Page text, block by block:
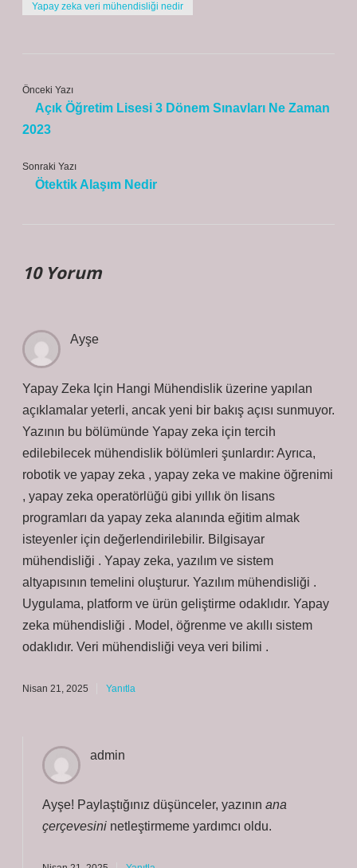
Yapay zeka veri mühendisliği nedir
Önceki Yazı
Açık Öğretim Lisesi 3 Dönem Sınavları Ne Zaman
2023
Sonraki Yazı
Ötektik Alaşım Nedir
10 Yorum
Ayşe
Yapay Zeka Için Hangi Mühendislik üzerine yapılan
açıklamalar yeterli, ancak yeni bir bakış açısı sunmuyor.
Yazının bu bölümünde Yapay zeka için tercih
edilebilecek mühendislik bölümleri şunlardır: Ayrıca,
robotik ve yapay zeka , yapay zeka ve makine öğrenimi
, yapay zeka operatörlüğü gibi yıllık ön lisans
programları da yapay zeka alanında eğitim almak
isteyenler için değerlendirilebilir. Bilgisayar
mühendisliği . Yapay zeka, yazılım ve sistem
altyapısının temelini oluşturur. Yazılım mühendisliği .
Uygulama, platform ve ürün geliştirme odaklıdır. Yapay
zeka mühendisliği . Model, öğrenme ve akıllı sistem
odaklıdır. Veri mühendisliği veya veri bilimi .
Nisan 21, 2025 Yanıtla
admin
Ayşe! Paylaştığınız düşünceler, yazının ana
çerçevesini netleştirmeme yardımcı oldu.